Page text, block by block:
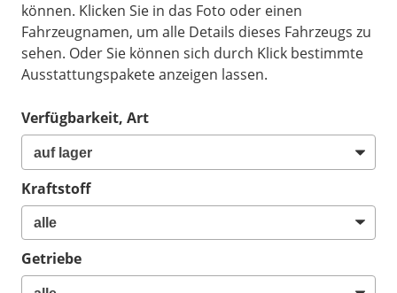
können. Klicken Sie in das Foto oder einen
Fahrzeugnamen, um alle Details dieses Fahrzeugs zu
sehen. Oder Sie können sich durch Klick bestimmte
Ausstattungspakete anzeigen lassen.
Verfügbarkeit, Art
Kraftstoff
Getriebe